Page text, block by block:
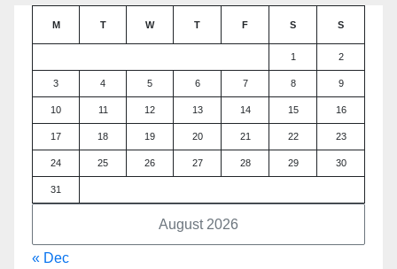
August 2026
M T W T F S S
1 2
3 4 5 6 7 8 9
10 11 12 13 14 15 16
17 18 19 20 21 22 23
24 25 26 27 28 29 30
31
« Dec